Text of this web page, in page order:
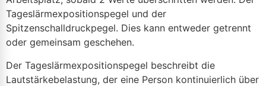
Tageslärmexpositionspegel und der
Spitzenschalldruckpegel. Dies kann entweder getrennt
oder gemeinsam geschehen.
Der Tageslärmexpositionspegel beschreibt die
Lautstärkebelastung, der eine Person kontinuierlich über